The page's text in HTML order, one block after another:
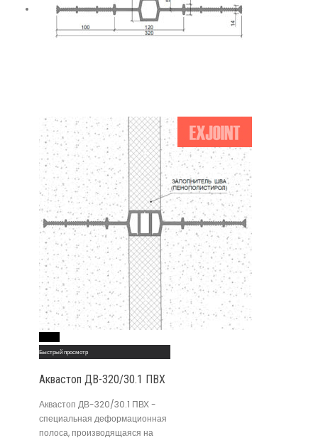
Быстрый просмотр
Аквастоп ДВ-320/30.1 ПВХ
Аквастоп ДВ-320/30.1 ПВХ -
специальная деформационная
полоса, производящаяся на